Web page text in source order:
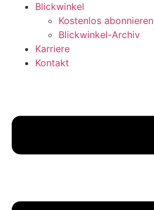
Blickwinkel
Kostenlos abonnieren
Blickwinkel-Archiv
Karriere
Kontakt